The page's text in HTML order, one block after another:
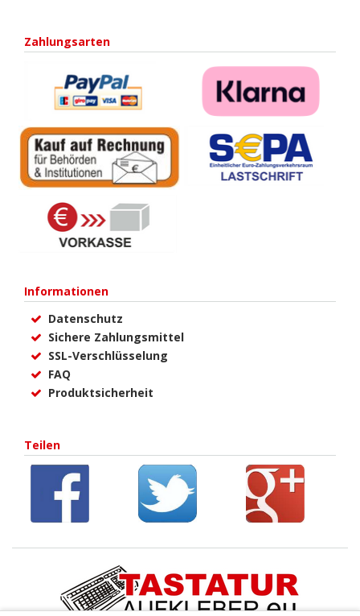
Zahlungsarten
Informationen
Datenschutz
Sichere Zahlungsmittel
SSL-Verschlüsselung
FAQ
Produktsicherheit
Teilen